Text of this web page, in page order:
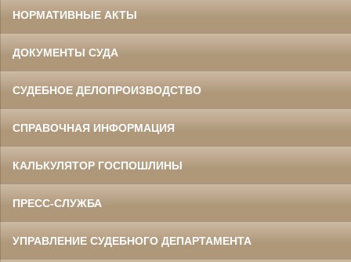
НОРМАТИВНЫЕ АКТЫ
ДОКУМЕНТЫ СУДА
СУДЕБНОЕ ДЕЛОПРОИЗВОДСТВО
СПРАВОЧНАЯ ИНФОРМАЦИЯ
КАЛЬКУЛЯТОР ГОСПОШЛИНЫ
ПРЕСС-СЛУЖБА
УПРАВЛЕНИЕ СУДЕБНОГО ДЕПАРТАМЕНТА